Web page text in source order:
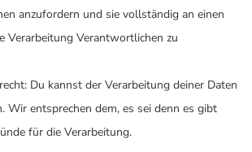
anzufordern und sie vollständig an einen
Verarbeitung Verantwortlichen zu
Du kannst der Verarbeitung deiner Daten
Wir entsprechen dem, es sei denn es gibt
für die Verarbeitung.